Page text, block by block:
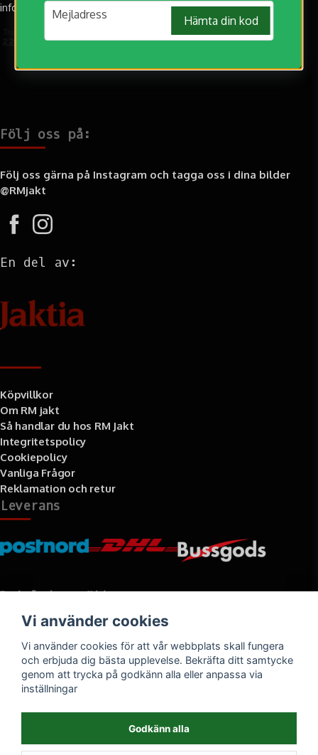
email
Mejladress Hämta din kod
info@rmjakt.se
Följ oss på:
Följ oss gärna på Instagram och tagga oss i dina bilder
@RMjakt
En del av:
Köpvillkor
Om RM jakt
Så handlar du hos RM Jakt
Integritetspolicy
Cookiepolicy
Vanliga Frågor
Reklamation och retur
Leverans
Betalningssätt
Vi använder cookies
Vi använder cookies för att vår webbplats skall fungera
och erbjuda dig bästa upplevelse. Bekräfta ditt samtycke
genom att trycka på godkänn alla eller anpassa via
inställningar
Godkänn alla